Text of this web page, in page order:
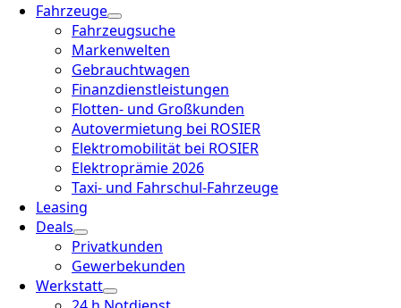
Fahrzeuge
Fahrzeugsuche
Markenwelten
Gebrauchtwagen
Finanzdienstleistungen
Flotten- und Großkunden
Autovermietung bei ROSIER
Elektromobilität bei ROSIER
Elektroprämie 2026
Taxi- und Fahrschul-Fahrzeuge
Leasing
Deals
Privatkunden
Gewerbekunden
Werkstatt